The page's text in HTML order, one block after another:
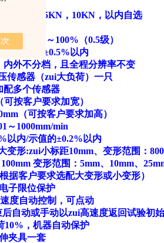
：
，2KN，5KN，10KN，以内自选
）/0.4%～100%（0.5级）
内/示值的±0.5%以内
内外不分档，且全程分辨率不变
传感器（zui大负荷）一只
配多个传感器
按客户要求加宽）
（可按客户要求加高）
～1000mm/min
以内/示值的±0.2%以内
形:zui小标距10mm、变形范围：
变形范围：5mm、10mm、
据客户要求选配大变形或小变形）
子限位保护
度自动控制，可点动
自动或手动以zui高速度返回试验初
10%，机器自动保护
夹具一套